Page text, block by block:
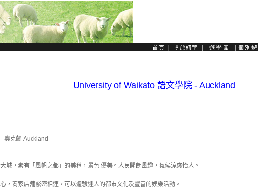
University of Waikato 語文學院 - Auckland
奧克蘭 Auckland
城，素有「風帆之都」的美稱，景色 優美。人民開朗風趣，氣候涼爽怡人。
，商家店舖緊密相連，可以體驗迷人的都市文化及豐富的娛樂活動。